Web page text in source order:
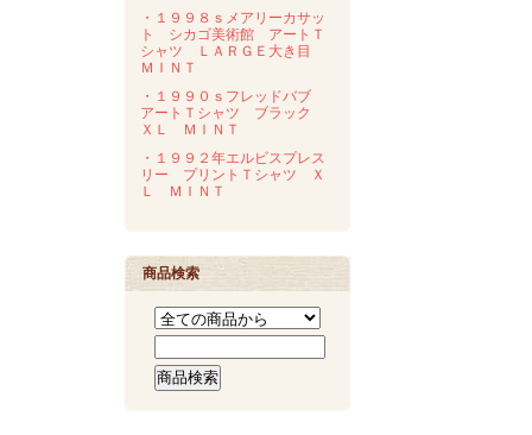
・１９９８ｓメアリーカサッ
ト シカゴ美術館 アートＴ
シャツ ＬＡＲＧＥ大き目
ＭＩＮＴ
・１９９０ｓフレッドバブ
アートＴシャツ ブラック
ＸＬ ＭＩＮＴ
・１９９２年エルビスプレス
リー プリントＴシャツ Ｘ
Ｌ ＭＩＮＴ
商品検索